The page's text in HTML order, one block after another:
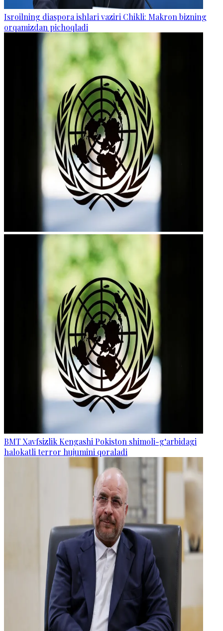
Isroilning diaspora ishlari vaziri Chikli: Makron bizning
orqamizdan pichoqladi
BMT Xavfsizlik Kengashi Pokiston shimoli-g‘arbidagi
halokatli terror hujumini qoraladi